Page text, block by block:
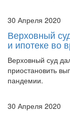
30 Апреля 2020
Верховный
и ипотеке во
Верховный суд
приостановить
пандемии.
30 Апреля 2020